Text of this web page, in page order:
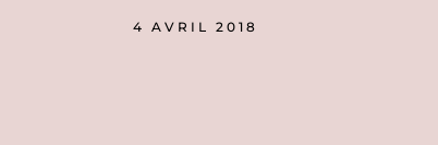
4 AVRIL 2018